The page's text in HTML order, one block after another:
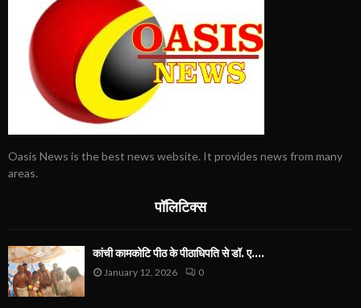
Oasis News is the best news website. It provides news from many
areas.
पॉलिटिक्स
कांची कामकोटि पीठ के पीठाधिपति से डॉ. ए....
January 12, 2026 0